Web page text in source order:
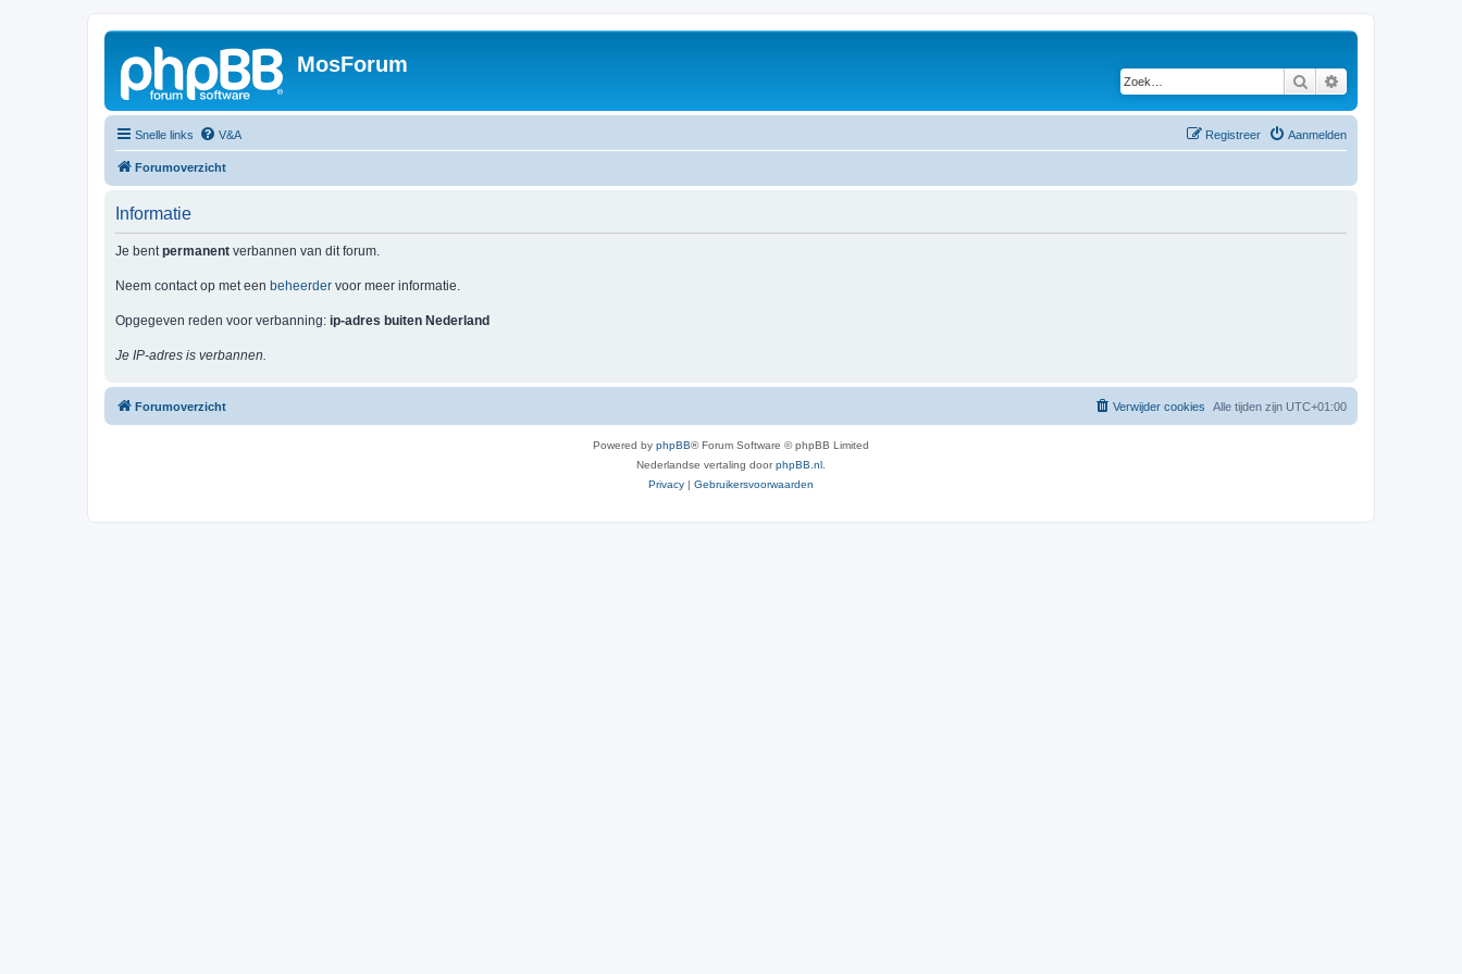
MosForum
Zoek
Snelle links V&A Aanmelden
Registreer
Forumoverzicht
Informatie
Je bentpermanent verbannen van dit forum.
Neem contact op met een beheerder voor meer informatie.
Opgegeven reden voor verbanning: ip-adres buiten Nederland
Je IP-adres is verbannen.
Forumoverzicht Alle tijden zijn UTC+01:00
Verwijder cookies
Powered by phpBB® Forum Software © phpBB Limited
Nederlandse vertaling doorphpBB.nl
Privacy | Gebruikersvoorwaarden